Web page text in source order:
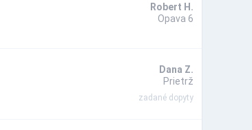
Robert H.
Opava 6
Dana Z.
Prietrž
zadané dopyty